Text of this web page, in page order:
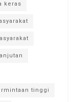
keras
tinggi